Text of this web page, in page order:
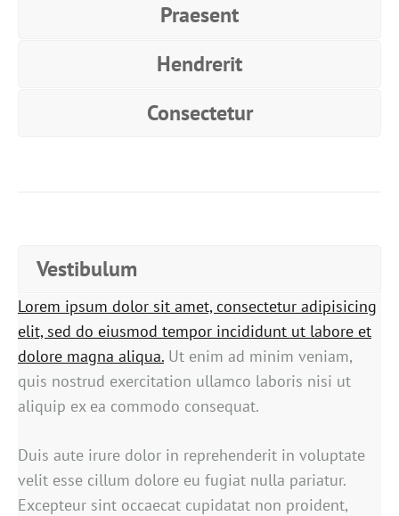
Praesent
Hendrerit
Consectetur
Vestibulum
Lorem ipsum dolor sit amet, consectetur adipisicing
elit, sed do eiusmod tempor incididunt ut labore et
dolore magna aliqua. Ut enim ad minim veniam,
quis nostrud exercitation ullamco laboris nisi ut
aliquip ex ea commodo consequat.
Duis aute irure dolor in reprehenderit in voluptate
velit esse cillum dolore eu fugiat nulla pariatur.
Excepteur sint occaecat cupidatat non proident,